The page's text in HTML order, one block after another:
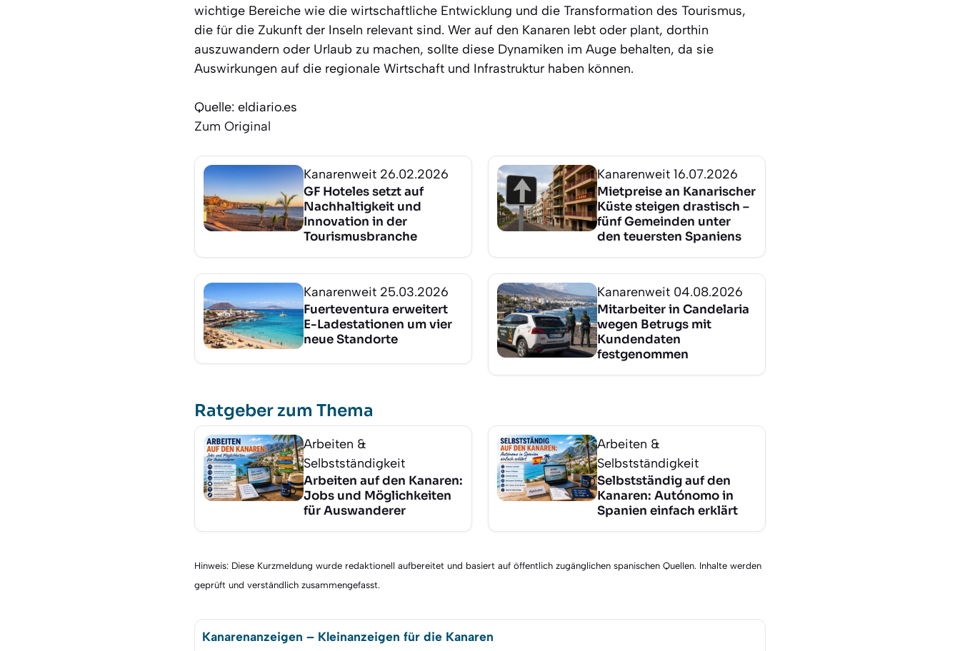
wichtige Bereiche wie die wirtschaftliche Entwicklung und die Transformation des Tourismus,
die für die Zukunft der Inseln relevant sind. Wer auf den Kanaren lebt oder plant, dorthin
auszuwandern oder Urlaub zu machen, sollte diese Dynamiken im Auge behalten, da sie
Auswirkungen auf die regionale Wirtschaft und Infrastruktur haben können.
Quelle: eldiario.es
Zum Original
Kanarenweit 26.02.2026
GF Hoteles setzt auf
Nachhaltigkeit und
Innovation in der
Tourismusbranche
Kanarenweit 16.07.2026
Mietpreise an Kanarischer
Küste steigen drastisch –
fünf Gemeinden unter
den teuersten Spaniens
Kanarenweit 25.03.2026
Fuerteventura erweitert
E-Ladestationen um vier
neue Standorte
Kanarenweit 04.08.2026
Mitarbeiter in Candelaria
wegen Betrugs mit
Kundendaten
festgenommen
Ratgeber zum Thema
Arbeiten &
Selbstständigkeit
Arbeiten auf den Kanaren:
Jobs und Möglichkeiten
für Auswanderer
Arbeiten &
Selbstständigkeit
Selbstständig auf den
Kanaren: Autónomo in
Spanien einfach erklärt
Hinweis: Diese Kurzmeldung wurde redaktionell aufbereitet und basiert auf öffentlich zugänglichen spanischen Quellen. Inhalte werden
geprüft und verständlich zusammengefasst.
Kanarenanzeigen – Kleinanzeigen für die Kanaren